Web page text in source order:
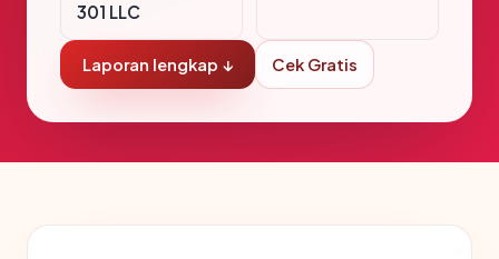
301 LLC
Laporan lengkap ↓ Cek Gratis